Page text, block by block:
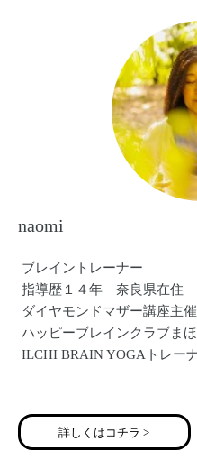
naomi
ブレイントレーナー
指導歴１４年 奈良県在住
ダイヤモンドマザー講座主催
ハッピーブレインクラブま
ILCHI BRAIN YOGAトレー
グローバルサイバー大学
フエンパワメント講座修了
詳しくはコチラ >